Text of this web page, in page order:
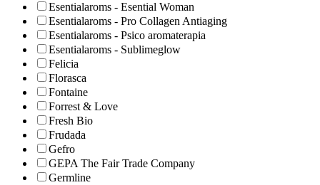
Esentialaroms - Esential Woman
Esentialaroms - Pro Collagen Antiaging
Esentialaroms - Psico aromaterapia
Esentialaroms - Sublimeglow
Felicia
Florasca
Fontaine
Forrest & Love
Fresh Bio
Frudada
Gefro
GEPA The Fair Trade Company
Germline